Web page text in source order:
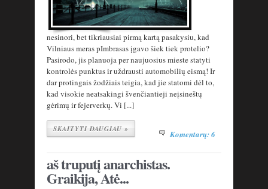
nesinori, bet tikriausiai pirmą kartą pasakysiu, kad
Vilniaus meras pImbrasas įgavo šiek tiek protelio?
Pasirodo, jis planuoja per naujuosius mieste statyti
kontrolės punktus ir uždrausti automobilių eismą! Ir
dar protingais žodžiais teigia, kad jie statomi dėl to,
kad visokie neatsakingi švenčiantieji neįsineštų
gėrimų ir fejerverkų. Vi [...]
SKAITYTI DAUGIAU » Komentarų: 6
aš truputį anarchistas.
Graikija, Atė...